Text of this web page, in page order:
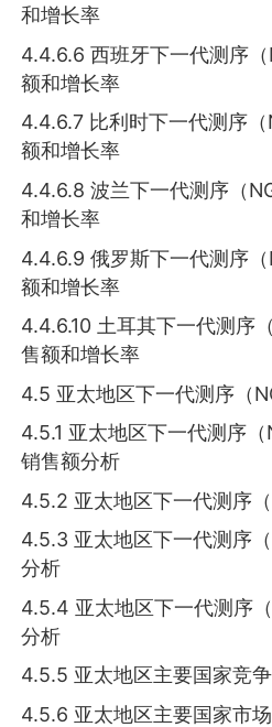
和增长率
4.4.6.6 西班牙下一代测序
额和增长率
4.4.6.7 比利时下一代测序
额和增长率
4.4.6.8 波兰下一代测序（
和增长率
4.4.6.9 俄罗斯下一代测序
额和增长率
4.4.6.10 土耳其下一代测序
售额和增长率
4.5 亚太地区下一代测序（
4.5.1 亚太地区下一代测序（
销售额分析
4.5.2 亚太地区下一代测序
4.5.3 亚太地区下一代测序
分析
4.5.4 亚太地区下一代测序
分析
4.5.5 亚太地区主要国家竞
4.5.6 亚太地区主要国家市